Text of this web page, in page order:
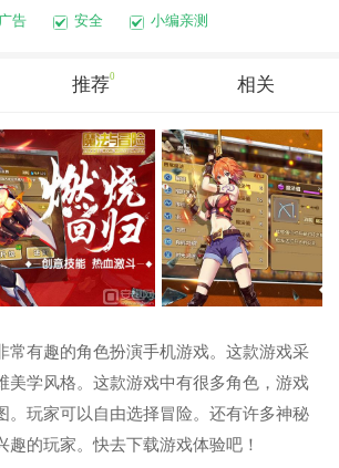
告 安全 小编亲测
推荐0 相关
常有趣的角色扮演手机游戏。这款游戏采
美学风格。这款游戏中有很多角色，游戏
。玩家可以自由选择冒险。还有许多神秘
趣的玩家。快去下载游戏体验吧！